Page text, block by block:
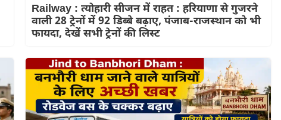
Railway : त्योहारी सीजन में राहत : हरियाणा से गुजरने
वाली 28 ट्रेनों में 92 डिब्बे बढ़ाए, पंजाब-राजस्थान को भी
फायदा, देखें सभी ट्रेनों की लिस्ट